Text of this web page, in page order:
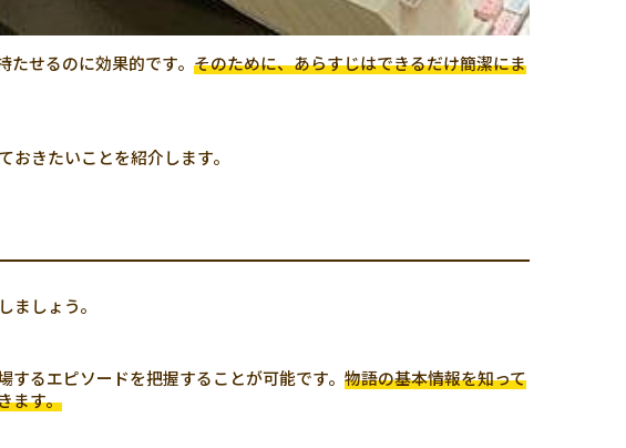
せるのに効果的です。 そのために、あらすじはできるだけ簡潔にま
きたいことを紹介します。
しょう。
るエピソードを把握することが可能です。 物語の基本情報を知って
ます。